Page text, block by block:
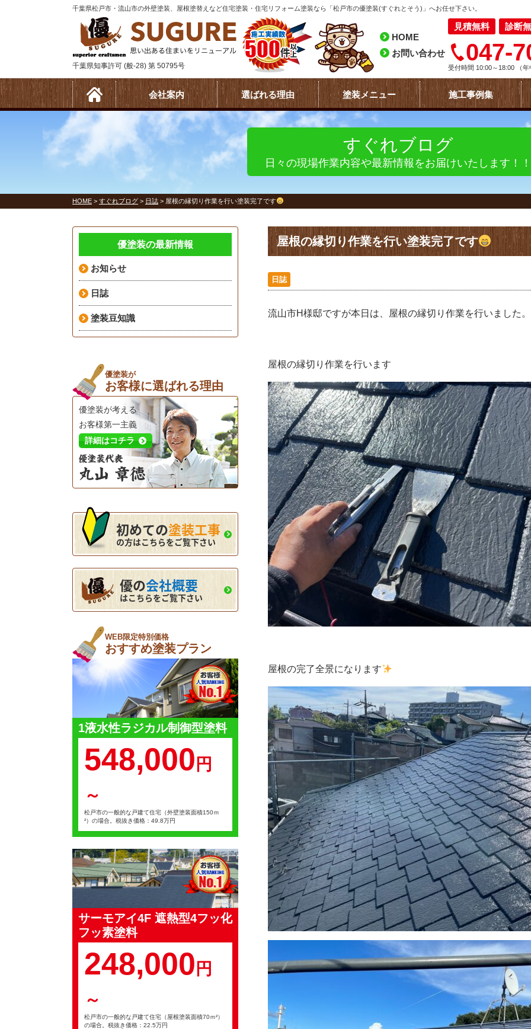
千葉県松戸市・流山市の外壁塗装、屋根塗替えなど住宅塗装・住宅リフォーム塗装なら「松戸市の優塗装(すぐれとそう)」へお任せ下さい。
千葉県知事許可 (般-28) 第 50795号
HOME
お問い合わせ
見積無料 診断
047-
受付時間 10:00～18:00 （
会社案内 選ばれる理由 塗装メニュー 施工事例集
すぐれブログ
日々の現場作業内容や最新情報をお届けいたします！！
HOME > すぐれブログ > 日誌 > 屋根の縁切り作業を行い塗装完了です
屋根の縁切り作業を行い塗装完了です
日誌
流山市H様邸ですが本日は、屋根の縁切り作業を行いました。
屋根の縁切り作業を行います
屋根の完了全景になります
優塗装の最新情報
お知らせ
日誌
塗装豆知識
優塗装が
お客様に選ばれる理由
優塗装が考える
お客様第一主義
詳細はコチラ
初めての塗装工事
の方はこちらをご覧下さい
優の会社概要
はこちらをご覧下さい
WEB限定特別価格
おすすめ塗装プラン
1液水性ラジカル制御型塗料
548,000 円
～
松戸市の一般的な戸建て住宅（外壁塗装面積150ｍ
²）の場合。税抜き価格：49.8万円
サーモアイ4F 遮熱型4フッ化
フッ素塗料
248,000 円
～
松戸市の一般的な戸建て住宅（屋根塗装面積70ｍ²）
の場合。税抜き価格：22.5万円